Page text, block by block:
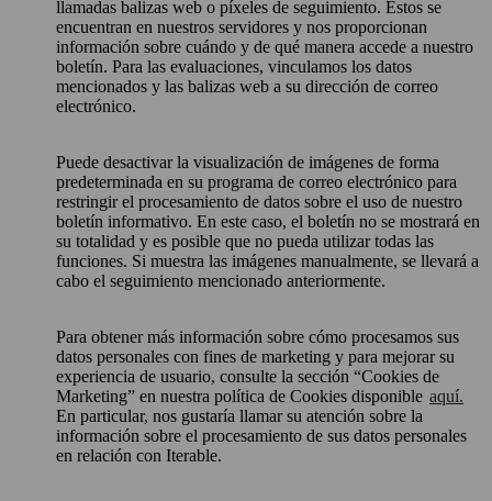
llamadas balizas web o píxeles de seguimiento. Estos se
encuentran en nuestros servidores y nos proporcionan
información sobre cuándo y de qué manera accede a nuestro
boletín. Para las evaluaciones, vinculamos los datos
mencionados y las balizas web a su dirección de correo
electrónico.
Puede desactivar la visualización de imágenes de forma
predeterminada en su programa de correo electrónico para
restringir el procesamiento de datos sobre el uso de nuestro
boletín informativo. En este caso, el boletín no se mostrará en
su totalidad y es posible que no pueda utilizar todas las
funciones. Si muestra las imágenes manualmente, se llevará a
cabo el seguimiento mencionado anteriormente.
Para obtener más información sobre cómo procesamos sus
datos personales con fines de marketing y para mejorar su
experiencia de usuario, consulte la sección “Cookies de
Marketing” en nuestra política de Cookies disponible aquí.
En particular, nos gustaría llamar su atención sobre la
información sobre el procesamiento de sus datos personales
en relación con Iterable.